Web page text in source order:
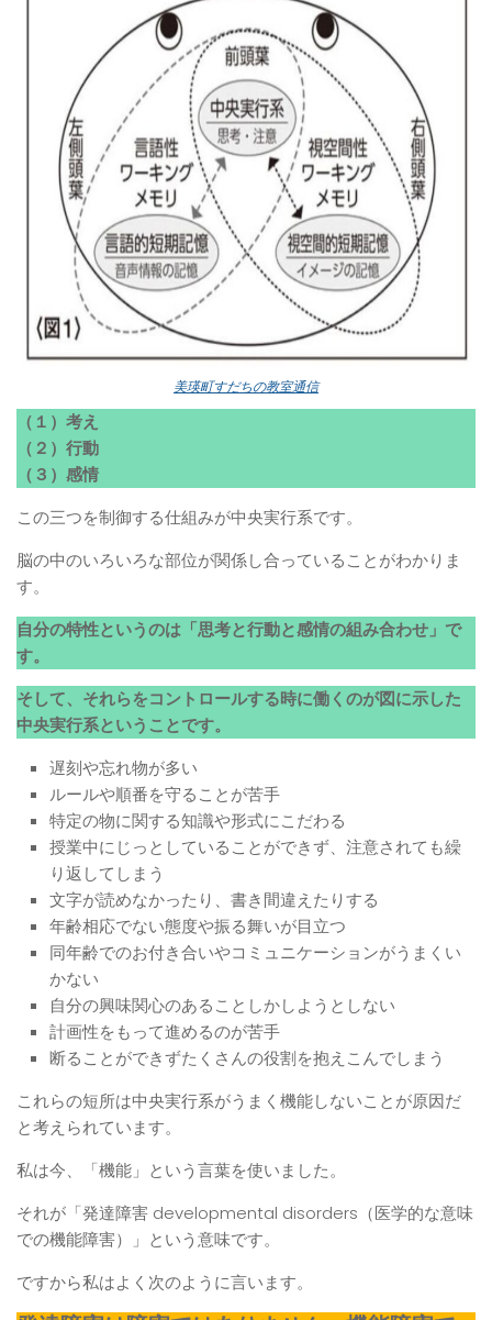
美瑛町すだちの教室通信
（１）考え
（２）行動
（３）感情
この三つを制御する仕組みが中央実行系です。
脳の中のいろいろな部位が関係し合っていることがわかりま
す。
自分の特性というのは「思考と行動と感情の組み合わせ」で
す。
そして、それらをコントロールする時に働くのが図に示した
中央実行系ということです。
遅刻や忘れ物が多い
ルールや順番を守ることが苦手
特定の物に関する知識や形式にこだわる
授業中にじっとしていることができず、注意されても繰
り返してしまう
文字が読めなかったり、書き間違えたりする
年齢相応でない態度や振る舞いが目立つ
同年齢でのお付き合いやコミュニケーションがうまくい
かない
自分の興味関心のあることしかしようとしない
計画性をもって進めるのが苦手
断ることができずたくさんの役割を抱えこんでしまう
これらの短所は中央実行系がうまく機能しないことが原因だ
と考えられています。
私は今、「機能」という言葉を使いました。
それが「発達障害 developmental disorders（医学的な意味
での機能障害）」という意味です。
ですから私はよく次のように言います。